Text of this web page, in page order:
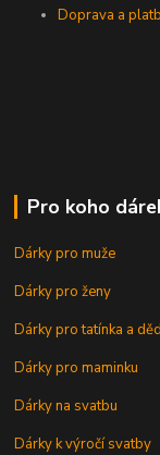
Doprava a
Pro koho
Dárky pro muže
Dárky pro ženy
Dárky pro tatínka a
Dárky pro maminku
Dárky na svatbu
Dárky k výročí svatby